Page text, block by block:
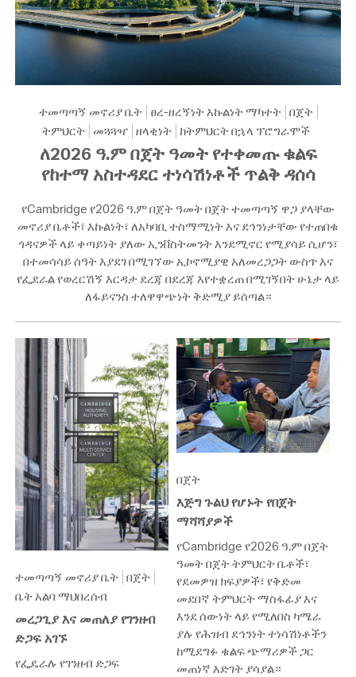
ተመጣጣኝ መኖሪያ ቤት ፀረ-ዘረኝነት እኩልነት ማካተት በጀት
ትምህርት መጓጓዣ ዘላቂነት ከትምህርት በኋላ ፕሮግራሞች
ለ2026 ዓ.ም በጀት ዓመት የተቀመጡ ቁልፍ
የከተማ አስተዳደር ተነሳሽነቶች ጥልቅ ዳሰሳ
የCambridge የ2026 ዓ.ም በጀት ዓመት በጀት ተመጣጣኝ ዋጋ ያላቸው
መኖሪያ ቤቶች፣ እኩልነት፣ ለአካባቢ ተስማሚነት እና ደኅንነታቸው የተጠበቁ
ጎዳናዎች ላይ ቀጣይነት ያለው ኢንቨስትመንት እንደሚኖር የሚያሳይ ሲሆን፣
በተመሳሳይ ሰዓት እያደገ በሚገኘው ኢኮኖሚያዊ አለመረጋጋት ውስጥ እና
የፌደራል የወረርሽኝ እርዳታ ደረጃ በደረጃ እየተቋረጠ በሚገኝበት ሁኔታ ላይ
ለፋይናንስ ተለዋዋጭነት ቅድሚያ ይሰጣል።
ተመጣጣኝ መኖሪያ ቤት በጀት
ቤት አልባ ማህበረሰብ
መረጋጊያ እና መጠለያ የገንዘብ
ድጋፍ አገኙ
የፌዴራሉ የገንዘብ ድጋፍ
በጀት
እጅግ ጉልህ የሆኑት የበጀት
ማሻሻያዎች
የCambridge የ2026 ዓ.ም በጀት
ዓመት በጀት ትምህርት ቤቶች፣
የደመዎዝ ክፍያዎች፣ የቅድመ
መደበኛ ትምህርት ማስፋፊያ እና
እንደ ሰውነት ላይ የሚለበስ ካሜራ
ያሉ የሕዝብ ደኅንነት ተነሳሽነቶችን
ከሚደግፉ ቁልፍ ጭማሪዎች ጋር
መጠነኛ እድገት ያሳያል።